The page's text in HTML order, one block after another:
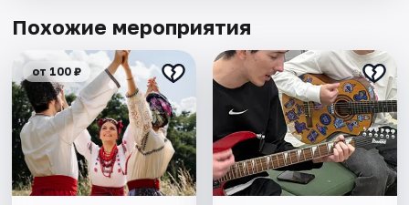
Похожие мероприятия
от 100 ₽